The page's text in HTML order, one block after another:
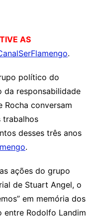
AS
.
político do
da responsabilidade
Rocha conversam
trabalhos
desses três anos
.
ações do grupo
de Stuart Angel, o
em memória dos
entre Rodolfo Landim